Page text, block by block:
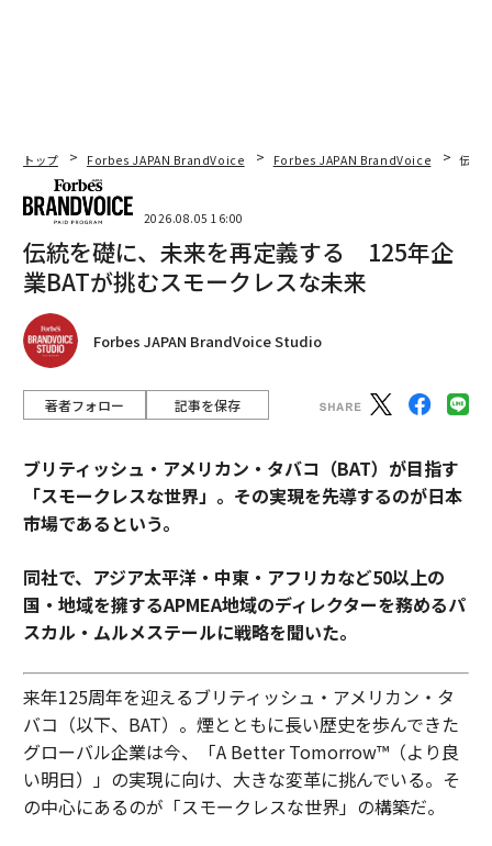
日々の行動：あなたのチームに尋ねよう：「AIがあなた
の雑務の20%を取り除くことができたら、クライアント
やお互いにより良いサービスを提供するためにその時間
をどこに再投資しますか？」彼らの答えを使って、仕事
の方法を再設計しよう。
5. 好奇心旺盛で勇気ある使用を公の場でモデル化する。
あなたのチームはあなたのAIポリシーよりもあなたの例
のものとして扱うなら、彼らは質問や実験を隠すだろ
う。もしあなたが学ぶことをリーダーシップの一部とし
て扱うなら、彼らはそれに従うだろう。
前線からリードしよう：AIを使ってより鋭い質問や概要
を準備し、そう言おう。AIの下書きとあなたの編集を示
そう。それがどこで間違っていて、なぜあなたの判断が
優先されたかを指摘しよう。AIの使用をあなたの核心的
な価値観と結びつけよう。人々があなたが既に知ってい
るふりをするのではなく、オープンに探求しているのを
見ると、信頼と心理的安全性が構築される。
日々の行動：今週、あなたの仕事でAIを使用した具体的
な方法と、あなたが保持している1つの境界を共有しよ
トップ Forbes JAPAN BrandVoice Forbes JAPAN BrandVoice 伝統
2026.08.05 16:00
伝統を礎に、未来を再定義する 125年企
業BATが挑むスモークレスな未来
Forbes JAPAN BrandVoice Studio
著者フォロー 記事を保存
ブリティッシュ・アメリカン・タバコ（BAT）が目指す
「スモークレスな世界」。その実現を先導するのが日本
市場であるという。
同社で、アジア太平洋・中東・アフリカなど50以上の
国・地域を擁するAPMEA地域のディレクターを務めるパ
スカル・ムルメステールに戦略を聞いた。
来年125周年を迎えるブリティッシュ・アメリカン・タ
バコ（以下、BAT）。煙とともに長い歴史を歩んできた
グローバル企業は今、「A Better Tomorrow™（より良
い明日）」の実現に向け、大きな変革に挑んでいる。そ
の中心にあるのが「スモークレスな世界」の構築だ。